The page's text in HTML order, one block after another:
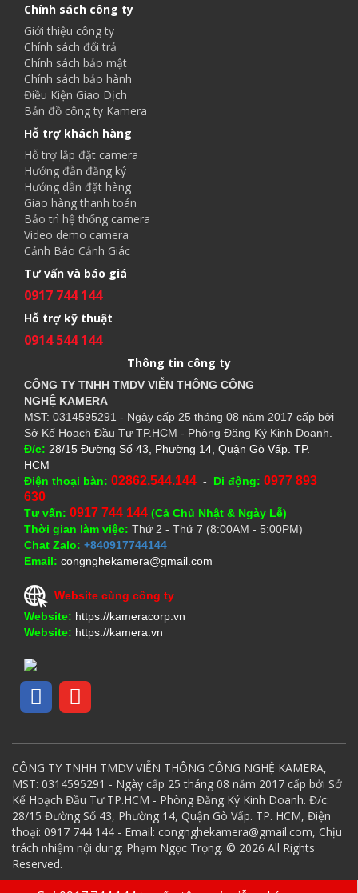
Chính sách công ty
Giới thiệu công ty
Chính sách đổi trả
Chính sách bảo mật
Chính sách bảo hành
Điều Kiện Giao Dịch
Bản đồ công ty Kamera
Hỗ trợ khách hàng
Hỗ trợ lắp đặt camera
Hướng đẫn đăng ký
Hướng dẫn đặt hàng
Giao hàng thanh toán
Bảo trì hệ thống camera
Video demo camera
Cảnh Báo Cảnh Giác
Tư vấn và báo giá
0917 744 144
Hỗ trợ kỹ thuật
0914 544 144
Thông tin công ty
CÔNG TY TNHH TMDV VIỄN THÔNG CÔNG
NGHỆ KAMERA
MST: 0314595291 - Ngày cấp 25 tháng 08 năm 2017 cấp bởi
Sở Kế Hoạch Đầu Tư TP.HCM - Phòng Đăng Ký Kinh Doanh.
Đ/c: 28/15 Đường Số 43, Phường 14, Quận Gò Vấp. TP.
HCM
Điện thoại bàn: 02862.544.144 - Di động: 0977 893
630
Tư vấn: 0917 744 144 (Cả Chủ Nhật & Ngày Lễ)
Thời gian làm việc: Thứ 2 - Thứ 7 (8:00AM - 5:00PM)
Chat Zalo: +840917744144
Email: congnghekamera@gmail.com
Website cùng công ty
Website: https://kameracorp.vn
Website: https://kamera.vn
CÔNG TY TNHH TMDV VIỄN THÔNG CÔNG NGHỆ KAMERA,
MST: 0314595291 - Ngày cấp 25 tháng 08 năm 2017 cấp bởi Sở
Kế Hoạch Đầu Tư TP.HCM - Phòng Đăng Ký Kinh Doanh. Đ/c:
28/15 Đường Số 43, Phường 14, Quận Gò Vấp. TP. HCM, Điện
thoại: 0917 744 144 - Email: congnghekamera@gmail.com, Chịu
trách nhiệm nội dung: Phạm Ngọc Trọng. © 2026 All Rights
Reserved.